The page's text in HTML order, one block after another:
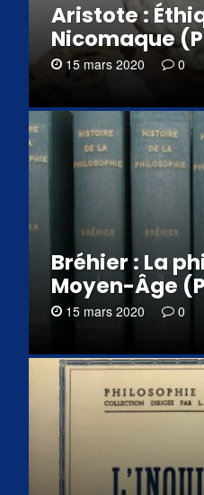
Aristote :
Nicomaque
15 mars 2020 0
Bréhier : La
Moyen-Âge
15 mars 2020 0